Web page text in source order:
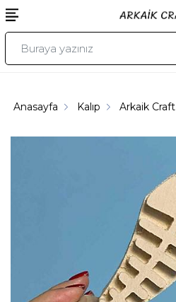
Anasayfa Kalıp Arkaik Craft